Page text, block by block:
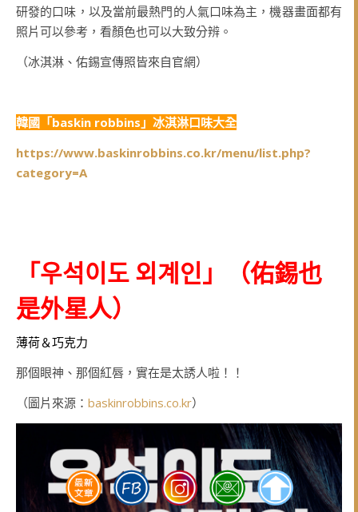
研發的口味，以及當前最熱門的人氣口味為主，機器畫面都有
照片可以參考，看顏色也可以大致分辨。
（冰淇淋、佑錫宣傳照皆來自官網）
韓國「baskin robbins」冰淇淋口味大全
https://www.baskinrobbins.co.kr/menu/list.php?
category=A
「우석이도 외계인」（佑錫也
是外星人）
薄荷＆巧克力
那個眼神、那個紅唇，實在是太誘人啦！！
（圖片來源： baskinrobbins.co.kr）